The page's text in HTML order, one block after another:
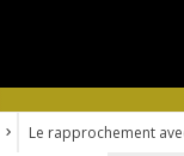
Le rapprochement